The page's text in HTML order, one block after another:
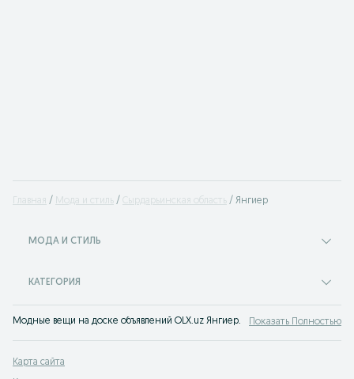
Главная Мода и стиль Сырдарьинская область Янгиер
МОДА И СТИЛЬ
КАТЕГОРИЯ
Модные вещи на доске объявлений OLX.uz Янгиер. Покупайте все самое
Показать Полностью
Карта сайта